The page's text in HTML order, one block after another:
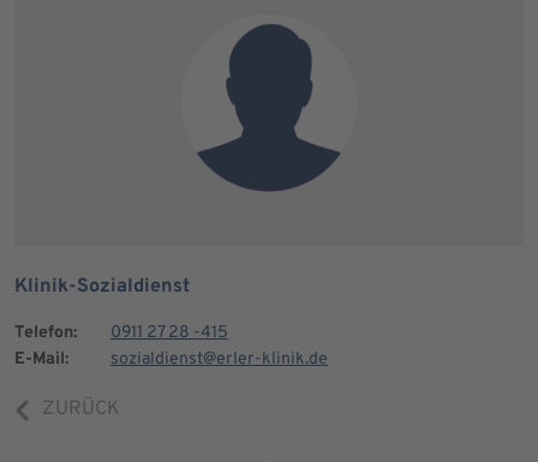
Klinik-Sozialdienst
Telefon:
0911 27 28 -415
E-Mail:
sozialdienst@erler-klinik.de
ZURÜCK